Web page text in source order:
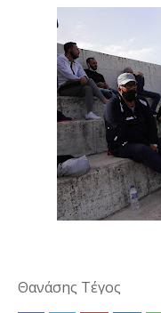
Θανάσης Τέγος